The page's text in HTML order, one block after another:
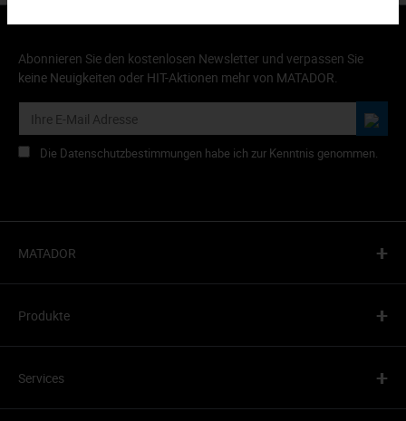
Abonnieren Sie den kostenlosen Newsletter und verpassen Sie
keine Neuigkeiten oder HIT-Aktionen mehr von MATADOR.
Die Datenschutzbestimmungen habe ich zur Kenntnis genommen.
MATADOR +
Produkte +
Services +